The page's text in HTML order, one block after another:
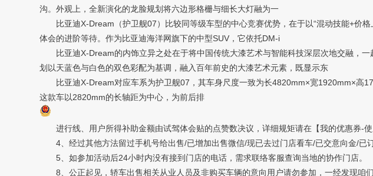
沟。外观上，全新演化的龙脸规划将六边形格栅与细长大灯融为一
比亚迪X-Dream（护卫舰07）比较同等级车型的中心竞赛优势，在于以“混动技能+价
体会的进阶等待。作为比亚迪海洋网旗下的中型SUV，它依托DM-i
比亚迪X-Dream的内饰立异之处在于将中国传统大漆艺术与智能科技深层次地交融，一
划以天蓝色与白色的双色彩配为基调，融入百年前史的大漆艺术元素，既显示东
比亚迪X-Dream对应车系为护卫舰07，其车身尺度一致为长4820mm×宽1920mm×高
这款车以2820mm的长轴距为中心，为前后排
进行线、用户所得补助金额由试驾体会贴的点赞数决议，详细规矩请在【我的优惠券-使
4、经过其他方法留过手机号给出售/已增加出售微信/现已去过门店看车/已交意向金/已
5、如参加活动后24小时内没有接到门店的电话，需求联络客服查询当地的协作门店。
8、公正起见，轿车出售相关从业人员及非购买车辆的意向用户请勿参加，一经发现咱们